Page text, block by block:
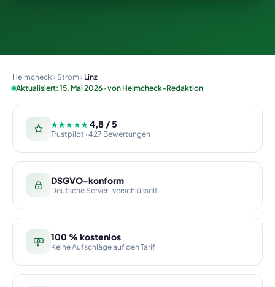
Heimcheck › Strom › Linz
Aktualisiert: 15. Mai 2026 · von Heimcheck-Redaktion
★★★★★ 4,8 / 5
Trustpilot · 427 Bewertungen
DSGVO-konform
Deutsche Server · verschlüsselt
100 % kostenlos
Keine Aufschläge auf den Tarif